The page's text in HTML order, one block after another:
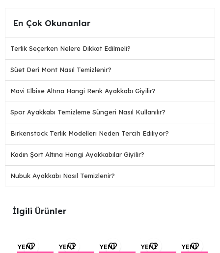
En Çok Okunanlar
Terlik Seçerken Nelere Dikkat Edilmeli?
Süet Deri Mont Nasıl Temizlenir?
Mavi Elbise Altına Hangi Renk Ayakkabı Giyilir?
Spor Ayakkabı Temizleme Süngeri Nasıl Kullanılır?
Birkenstock Terlik Modelleri Neden Tercih Ediliyor?
Kadın Şort Altına Hangi Ayakkabılar Giyilir?
Nubuk Ayakkabı Nasıl Temizlenir?
İlgili Ürünler
YENİ YENİ YENİ YENİ YENİ